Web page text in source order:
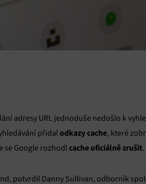
adresy URL jednoduše nedošlo k
přidalodkazy cache, které
se Google rozhodlcache oficiálně zrušit.
potvrdil Danny Sullivan, odborník